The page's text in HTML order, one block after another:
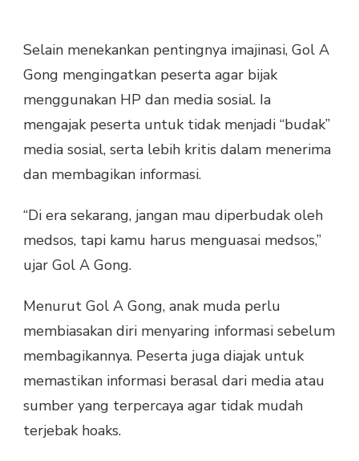
Selain menekankan pentingnya imajinasi, Gol A
Gong mengingatkan peserta agar bijak
menggunakan HP dan media sosial. Ia
mengajak peserta untuk tidak menjadi “budak”
media sosial, serta lebih kritis dalam menerima
dan membagikan informasi.
“Di era sekarang, jangan mau diperbudak oleh
medsos, tapi kamu harus menguasai medsos,”
ujar Gol A Gong.
Menurut Gol A Gong, anak muda perlu
membiasakan diri menyaring informasi sebelum
membagikannya. Peserta juga diajak untuk
memastikan informasi berasal dari media atau
sumber yang terpercaya agar tidak mudah
terjebak hoaks.